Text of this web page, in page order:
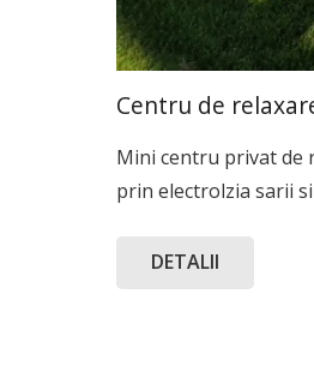
Centru de
Mini centru privat de
prin electrolzia sarii
DETALII